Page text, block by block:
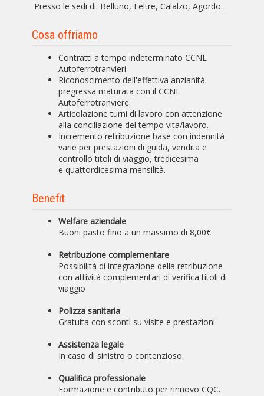
Presso le sedi di: Belluno, Feltre, Calalzo, Agordo.
Cosa offriamo
Contratti a tempo indeterminato CCNL
Autoferrotranvieri.
Riconoscimento dell'effettiva anzianità
pregressa maturata con il CCNL
Autoferrotranviere.
Articolazione turni di lavoro con attenzione
alla conciliazione del tempo vita/lavoro.
Incremento retribuzione base con indennità
varie per prestazioni di guida, vendita e
controllo titoli di viaggio, tredicesima
e quattordicesima mensilità.
Benefit
Welfare aziendale
Buoni pasto fino a un massimo di 8,00€
Retribuzione complementare
Possibilità di integrazione della retribuzione
con attività complementari di verifica titoli di
viaggio
Polizza sanitaria
Gratuita con sconti su visite e prestazioni
Assistenza legale
In caso di sinistro o contenzioso.
Qualifica professionale
Formazione e contributo per rinnovo CQC.